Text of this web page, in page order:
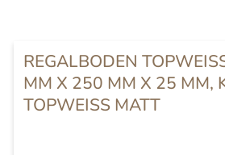
REGALBODEN
M X 250 MM X 25 MM,
OPWEISS MATT